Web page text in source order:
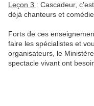
Leçon 3 : Cascadeur,
déjà chanteurs et
Forts de ces
faire les spécialistes et
organisateurs, le
spectacle vivant ont